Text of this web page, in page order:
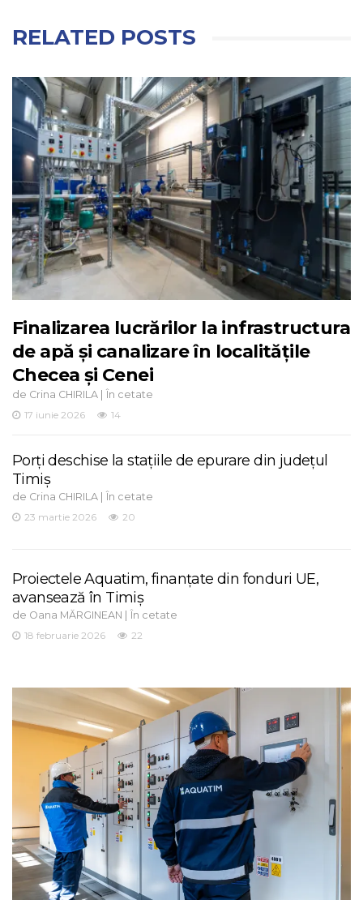
RELATED POSTS
Finalizarea lucrărilor la infrastructura
de apă și canalizare în localitățile
Checea și Cenei
de Crina CHIRILA | În cetate
17 iunie 2026
14
Porți deschise la stațiile de epurare din județul
Timiș
de Crina CHIRILA | În cetate
23 martie 2026
20
Proiectele Aquatim, finanțate din fonduri UE,
avansează în Timiș
de Oana MĂRGINEAN | În cetate
18 februarie 2026
22